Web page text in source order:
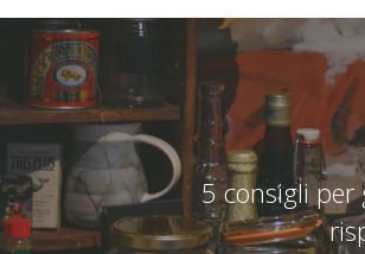
5 consigli per